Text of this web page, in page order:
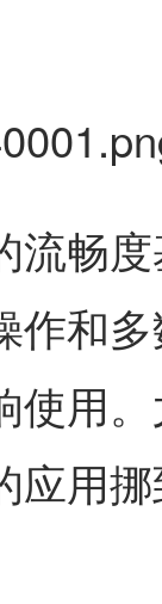
流畅
作和
使用
应用